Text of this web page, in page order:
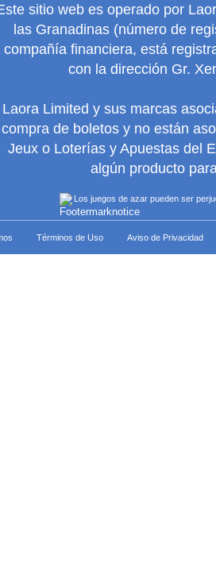
sitio web es operado por
las Granadinas (número de
compañía financiera, está
con la dirección Gr.
Laora Limited y sus marcas
compra de boletos y no están
Jeux o Loterías y Apuestas del
algún producto
Los juegos de azar pueden ser
Términos de Uso Aviso de Privacidad